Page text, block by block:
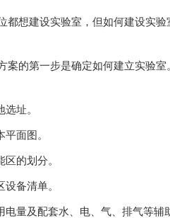
设实验室，但如何建设实验室
一步是确定如何建立实验室。当
。
。
划分。
单。
配套水、电、气、排气等辅助